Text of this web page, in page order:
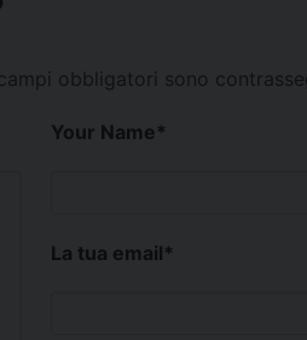
campi obbligatori sono
Your Name*
La tua email*